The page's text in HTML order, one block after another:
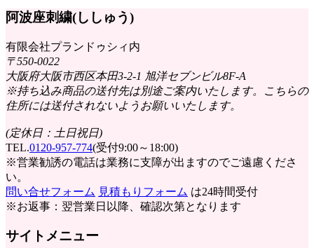
阿波座刺繍(ししゅう)
有限会社プランドゥシィ 内
〒550-0022
大阪府大阪市西区本田3-2-1 旭洋セブンビル8F-A
※持ち込み商品の送付先は別途ご案内いたします。こちらの
住所には送付されないようお願いいたします。
(定休日：土日祝日)
TEL.0120-957-774(受付9:00～18:00)
※営業勧誘の電話は業務に支障が出ますのでご遠慮くださ
い。
問い合せフォーム 見積もりフォーム は24時間受付
※お返事：翌営業日以降、確認次第となります
サイトメニュー